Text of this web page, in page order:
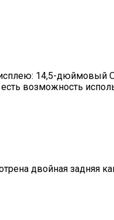
14,5-дюймовый
есть возможность
двойная